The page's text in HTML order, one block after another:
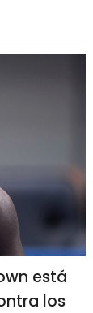
está
los